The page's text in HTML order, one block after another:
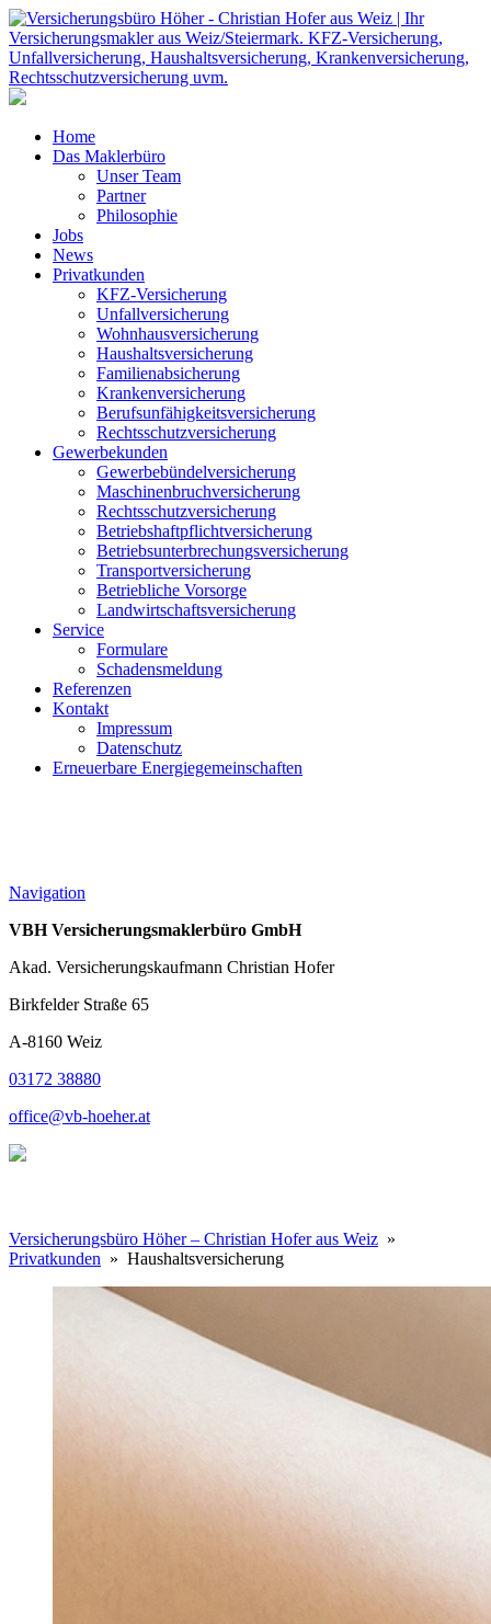
Home
Das Maklerbüro
Unser Team
Partner
Philosophie
Jobs
News
Privatkunden
KFZ-Versicherung
Unfallversicherung
Wohnhausversicherung
Haushaltsversicherung
Familienabsicherung
Krankenversicherung
Berufsunfähigkeitsversicherung
Rechtsschutzversicherung
Gewerbekunden
Gewerbebündelversicherung
Maschinenbruchversicherung
Rechtsschutzversicherung
Betriebshaftpflichtversicherung
Betriebsunterbrechungsversicherung
Transportversicherung
Betriebliche Vorsorge
Landwirtschaftsversicherung
Service
Formulare
Schadensmeldung
Referenzen
Kontakt
Impressum
Datenschutz
Erneuerbare Energiegemeinschaften
Navigation
VBH Versicherungsmaklerbüro GmbH
Akad. Versicherungskaufmann Christian Hofer
Birkfelder Straße 65
A-8160 Weiz
03172 38880
office@vb-hoeher.at
Versicherungsbüro Höher – Christian Hofer aus Weiz »
Privatkunden » Haushaltsversicherung